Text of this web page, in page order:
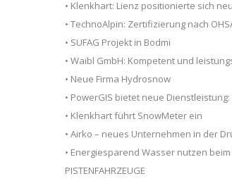
• Klenkhart: Lienz positionierte sich
• TechnoAlpin: Zertifizierung nach
• SUFAG Projekt in Bodmi
• Waibl GmbH: Kompetent und
• Neue Firma Hydrosnow
• PowerGIS bietet neue
• Klenkhart führt SnowMeter ein
• Airko – neues Unternehmen in der
• Energiesparend Wasser nutzen
PISTENFAHRZEUGE